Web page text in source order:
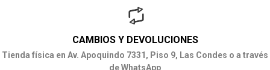
CAMBIOS Y DEVOLUCIONES
Tienda física en Av. Apoquindo 7331, Piso 9, Las Condes o a través
de WhatsApp